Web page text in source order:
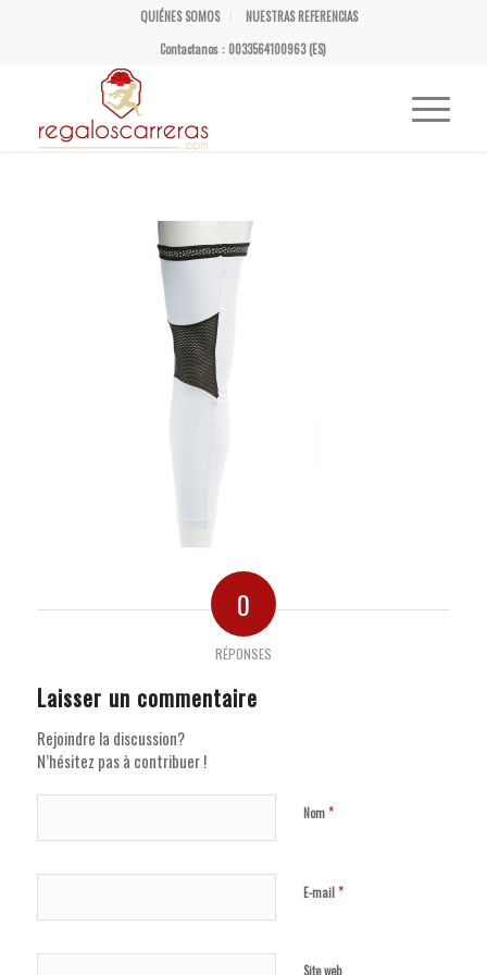
QUIÉNES SOMOS
NUESTRAS REFERENCIAS
Contactanos : 0033564100963 (ES)
0
RÉPONSES
Laisser un commentaire
Rejoindre la discussion?
N’hésitez pas à contribuer !
Nom*
E-mail*
Site web